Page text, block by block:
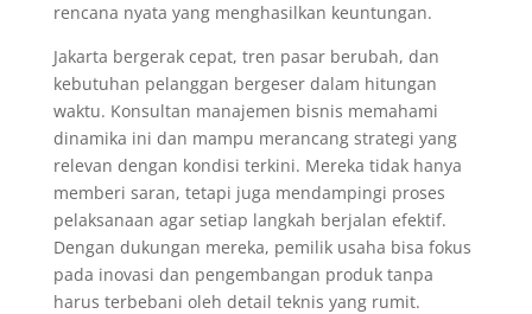
rencana nyata yang menghasilkan keuntungan.
Jakarta bergerak cepat, tren pasar berubah, dan
kebutuhan pelanggan bergeser dalam hitungan
waktu. Konsultan manajemen bisnis memahami
dinamika ini dan mampu merancang strategi yang
relevan dengan kondisi terkini. Mereka tidak hanya
memberi saran, tetapi juga mendampingi proses
pelaksanaan agar setiap langkah berjalan efektif.
Dengan dukungan mereka, pemilik usaha bisa fokus
pada inovasi dan pengembangan produk tanpa
harus terbebani oleh detail teknis yang rumit.